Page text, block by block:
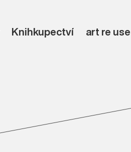
Knihkupectví art re use